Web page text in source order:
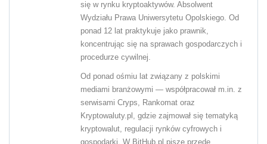
się w rynku kryptoaktywów. Absolwent
Wydziału Prawa Uniwersytetu Opolskiego. Od
ponad 12 lat praktykuje jako prawnik,
koncentrując się na sprawach gospodarczych i
procedurze cywilnej.
Od ponad ośmiu lat związany z polskimi
mediami branżowymi — współpracował m.in. z
serwisami Cryps, Rankomat oraz
Kryptowaluty.pl, gdzie zajmował się tematyką
kryptowalut, regulacji rynków cyfrowych i
gospodarki. W BitHub.pl pisze przede